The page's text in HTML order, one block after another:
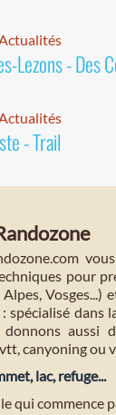
Lezons - Des
- Trail
pour
Vosges...)
spécialisé dans
aussi
canyoning ou
lac, refuge...
qui commence